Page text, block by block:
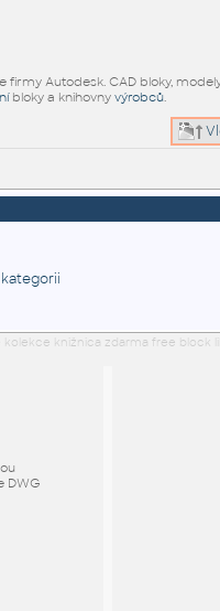
firmy Autodesk. CAD bloky,
bloky a knihovny výrobců.
knižnica zdarma free block
DWG